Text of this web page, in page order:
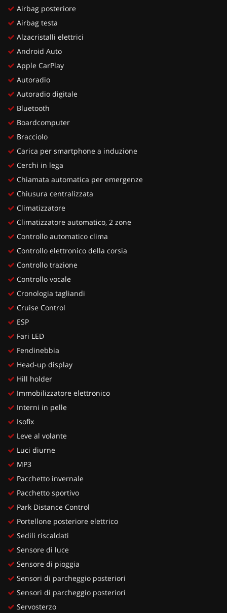
Airbag posteriore
Airbag testa
Alzacristalli elettrici
Android Auto
Apple CarPlay
Autoradio
Autoradio digitale
Bluetooth
Boardcomputer
Bracciolo
Carica per smartphone a induzione
Cerchi in lega
Chiamata automatica per emergenze
Chiusura centralizzata
Climatizzatore
Climatizzatore automatico, 2 zone
Controllo automatico clima
Controllo elettronico della corsia
Controllo trazione
Controllo vocale
Cronologia tagliandi
Cruise Control
ESP
Fari LED
Fendinebbia
Head-up display
Hill holder
Immobilizzatore elettronico
Interni in pelle
Isofix
Leve al volante
Luci diurne
MP3
Pacchetto invernale
Pacchetto sportivo
Park Distance Control
Portellone posteriore elettrico
Sedili riscaldati
Sensore di luce
Sensore di pioggia
Sensori di parcheggio posteriori
Sensori di parcheggio posteriori
Servosterzo